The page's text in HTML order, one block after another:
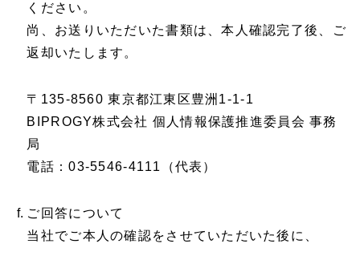
ください。
尚、お送りいただいた書類は、本人確認完了後、ご
返却いたします。
〒135-8560 東京都江東区豊洲1-1-1
BIPROGY株式会社 個人情報保護推進委員会 事務
局
電話：03-5546-4111（代表）
ご回答について
当社でご本人の確認をさせていただいた後に、